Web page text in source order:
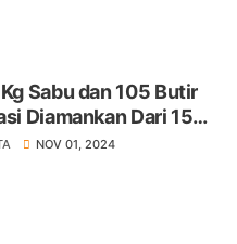
Sabu dan 105 Butir
Diamankan Dari 15
Selama 1 Bulan
NOV 01, 2024